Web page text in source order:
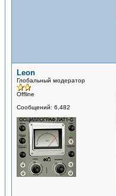
Leon
Глобальный модератор
Offline
Сообщений: 6,482